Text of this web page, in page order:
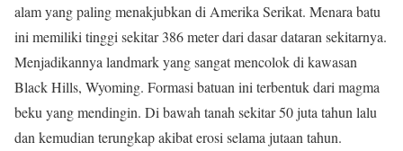
alam yang paling menakjubkan di Amerika Serikat. Menara batu
ini memiliki tinggi sekitar 386 meter dari dasar dataran sekitarnya.
Menjadikannya landmark yang sangat mencolok di kawasan
Black Hills, Wyoming. Formasi batuan ini terbentuk dari magma
beku yang mendingin. Di bawah tanah sekitar 50 juta tahun lalu
dan kemudian terungkap akibat erosi selama jutaan tahun.